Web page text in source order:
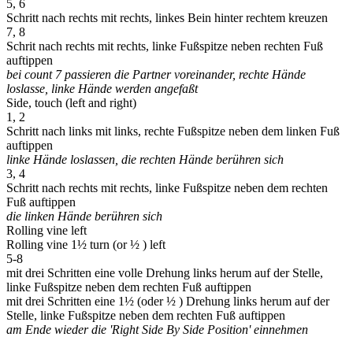
5, 6
Schritt nach rechts mit rechts, linkes Bein hinter rechtem kreuzen
7, 8
Schrit nach rechts mit rechts, linke Fußspitze neben rechten Fuß
auftippen
bei count 7 passieren die Partner voreinander, rechte Hände
loslasse, linke Hände werden angefaßt
Side, touch (left and right)
1, 2
Schritt nach links mit links, rechte Fußspitze neben dem linken Fuß
auftippen
linke Hände loslassen, die rechten Hände berühren sich
3, 4
Schritt nach rechts mit rechts, linke Fußspitze neben dem rechten
Fuß auftippen
die linken Hände berühren sich
Rolling vine left
Rolling vine 1½ turn (or ½ ) left
5-8
mit drei Schritten eine volle Drehung links herum auf der Stelle,
linke Fußspitze neben dem rechten Fuß auftippen
mit drei Schritten eine 1½ (oder ½ ) Drehung links herum auf der
Stelle, linke Fußspitze neben dem rechten Fuß auftippen
am Ende wieder die 'Right Side By Side Position' einnehmen